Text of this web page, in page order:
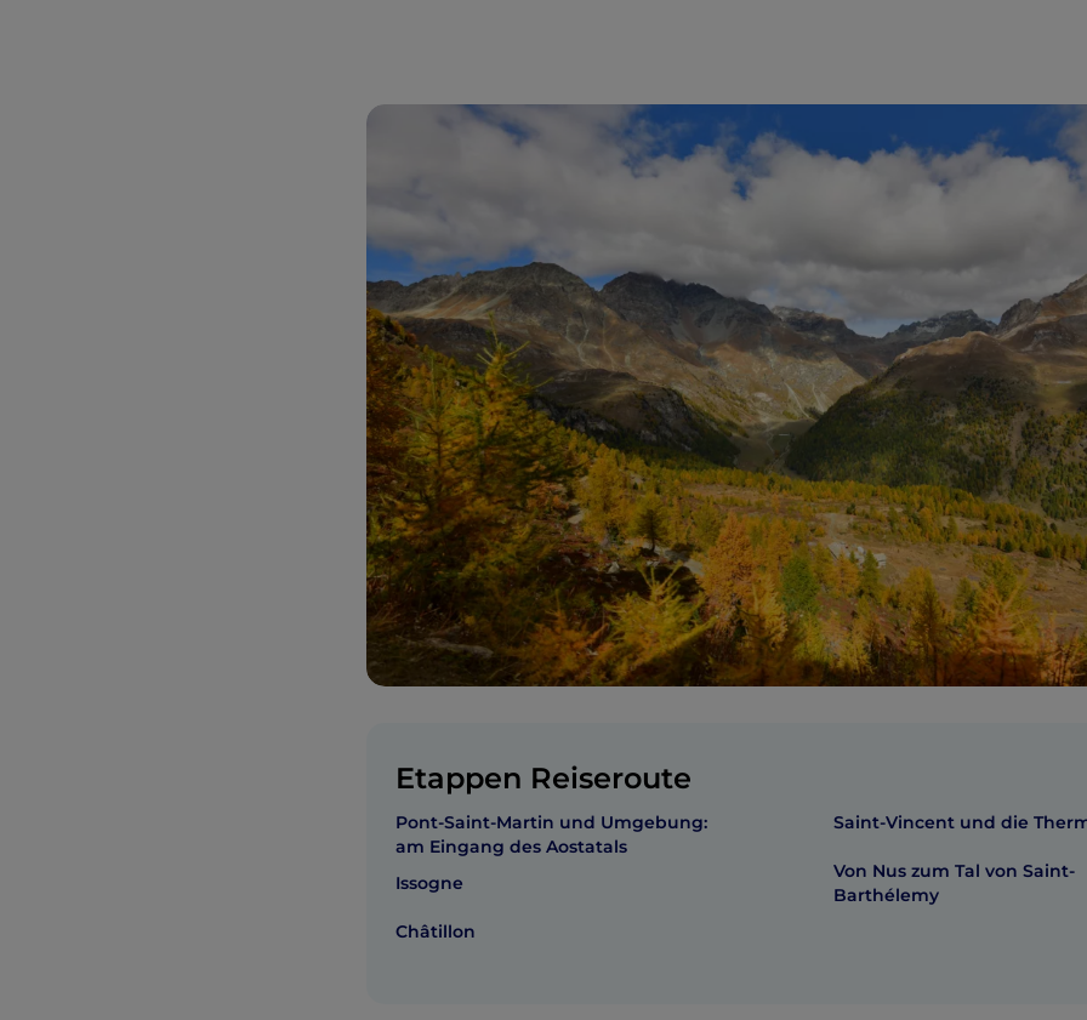
Etappen Reiseroute
Pont-Saint-Martin und Umgebung:
am Eingang des Aostatals
Issogne
Châtillon
Saint-Vincent und die
Von Nus zum Tal von Saint-
Barthélemy